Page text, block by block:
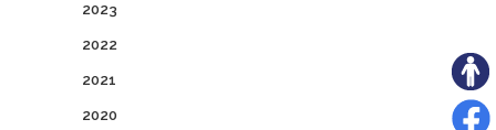
2023
2022
2021
2020